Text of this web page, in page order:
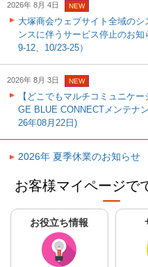
2026年 8月 4日 NEW
大塚商会ウェブサイト全域のシ
ンスに伴うサービス停止のお知
9-12、10/23-25）
2026年 8月 3日 NEW
【どこでもマルチコミュニケ
GE BLUE CONNECTメンテナ
26年08月22日)
2026年 夏季休業のお知らせ
お客様マイページで
お役立ち情報